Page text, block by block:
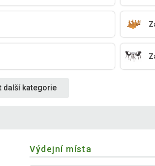
další kategorie
Výdejní místa